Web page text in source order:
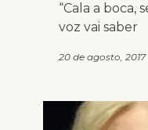
“Cala a boca,
voz vai saber
20 de agosto, 2017